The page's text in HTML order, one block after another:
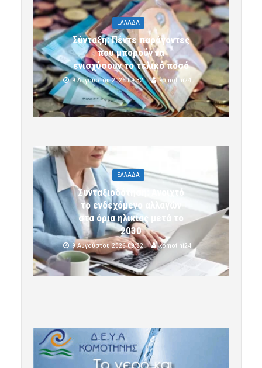
ΕΛΛΑΔΑ
Σύνταξη: Πέντε παράγοντες
που μπορούν να
ενισχύσουν το τελικό ποσό
9 Αυγούστου 2026 09:32 komotini24
ΕΛΛΑΔΑ
Συνταξιοδότηση: Ανοιχτό
το ενδεχόμενο αλλαγών
στα όρια ηλικίας μετά το
2030
9 Αυγούστου 2026 09:32 komotini24